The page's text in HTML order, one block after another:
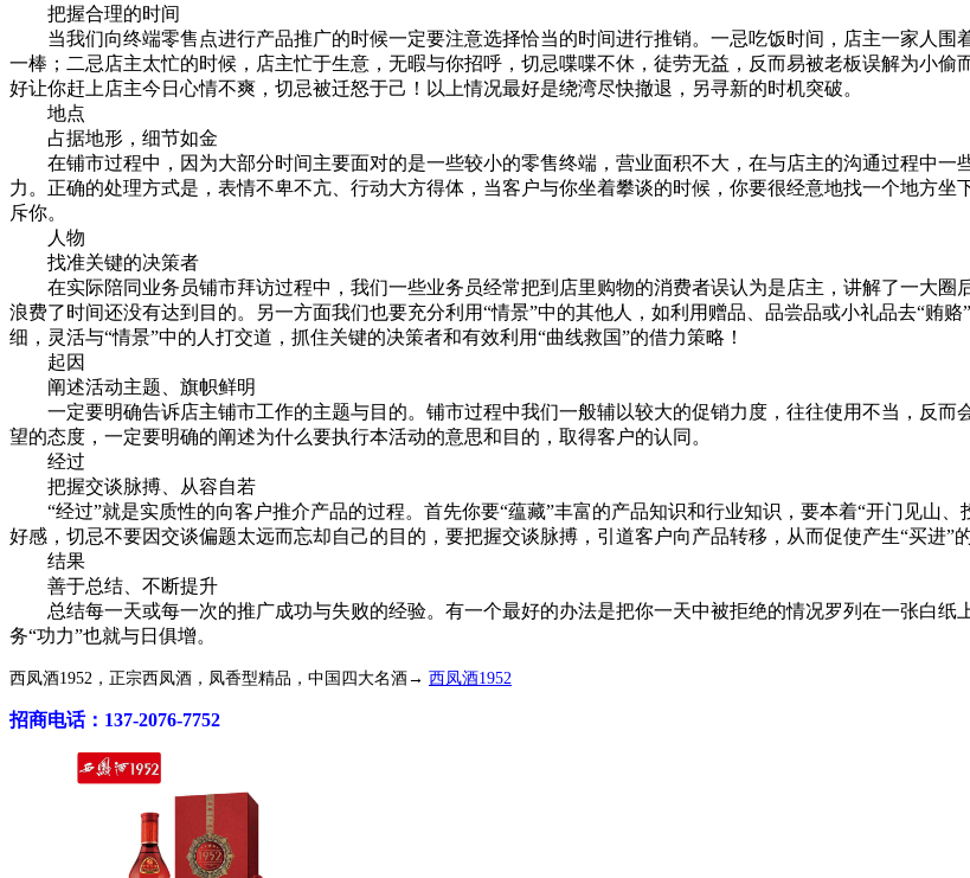
把握合理的时间
当我们向终端零售点进行产品推广的时候一定要注意选择恰当的时间进行推销。一忌吃饭时间，店主一家人围
一棒；二忌店主太忙的时候，店主忙于生意，无暇与你招呼，切忌喋喋不休，徒劳无益，反而易被老板误解为小
好让你赶上店主今日心情不爽，切忌被迁怒于己！以上情况最好是绕湾尽快撤退，另寻新的时机突破。
地点
占据地形，细节如金
在铺市过程中，因为大部分时间主要面对的是一些较小的零售终端，营业面积不大，在与店主的沟通过程中一
力。正确的处理方式是，表情不卑不亢、行动大方得体，当客户与你坐着攀谈的时候，你要很经意地找一个地方
斥你。
人物
找准关键的决策者
在实际陪同业务员铺市拜访过程中，我们一些业务员经常把到店里购物的消费者误认为是店主，讲解了一大圈
浪费了时间还没有达到目的。另一方面我们也要充分利用“情景”中的其他人，如利用赠品、品尝品或小礼品去“贿
细，灵活与“情景”中的人打交道，抓住关键的决策者和有效利用“曲线救国”的借力策略！
起因
阐述活动主题、旗帜鲜明
一定要明确告诉店主铺市工作的主题与目的。铺市过程中我们一般辅以较大的促销力度，往往使用不当，反而
望的态度，一定要明确的阐述为什么要执行本活动的意思和目的，取得客户的认同。
经过
把握交谈脉搏、从容自若
“经过”就是实质性的向客户推介产品的过程。首先你要“蕴藏”丰富的产品知识和行业知识，要本着“开门见山
好感，切忌不要因交谈偏题太远而忘却自己的目的，要把握交谈脉搏，引道客户向产品转移，从而促使产生“买进”
结果
善于总结、不断提升
总结每一天或每一次的推广成功与失败的经验。有一个最好的办法是把你一天中被拒绝的情况罗列在一张白纸
务“功力”也就与日俱增。
西凤酒1952，正宗西凤酒，凤香型精品，中国四大名酒→ 西凤酒1952
招商电话：137-2076-7752